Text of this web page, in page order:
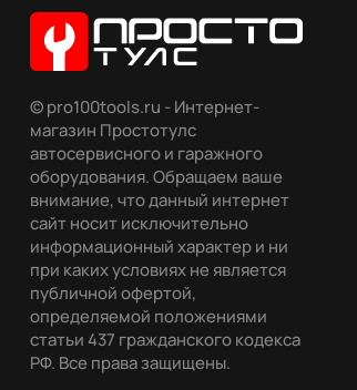
© pro100tools.ru - Интернет-
магазин Простотулс
автосервисного и гаражного
оборудования. Обращаем ваше
внимание, что данный интернет
сайт носит исключительно
информационный характер и ни
при каких условиях не является
публичной офертой,
определяемой положениями
статьи 437 гражданского кодекса
РФ. Все права защищены.